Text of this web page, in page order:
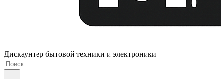
Дискаунтер бытовой техники и электроники